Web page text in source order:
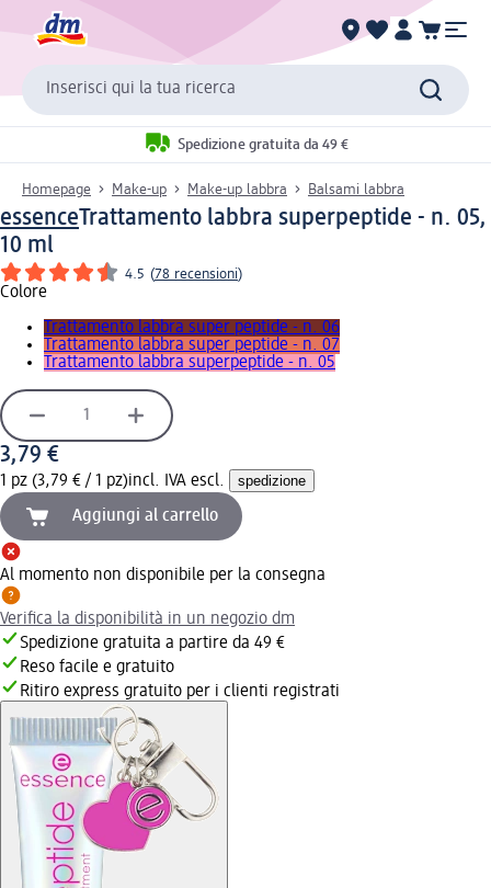
Inserisci qui la tua ricerca
Spedizione gratuita da 49 €
Homepage Make-up Make-up labbra Balsami labbra
essenceTrattamento labbra superpeptide - n. 05,
10 ml
4.5 (78 recensioni)
Colore
Trattamento labbra super peptide - n. 06
Trattamento labbra super peptide - n. 07
Trattamento labbra superpeptide - n. 05
3,79 €
1 pz (3,79 € / 1 pz)incl. IVA escl. spedizione
Aggiungi al carrello
Al momento non disponibile per la consegna
Verifica la disponibilità in un negozio dm
Spedizione gratuita a partire da 49 €
Reso facile e gratuito
Ritiro express gratuito per i clienti registrati